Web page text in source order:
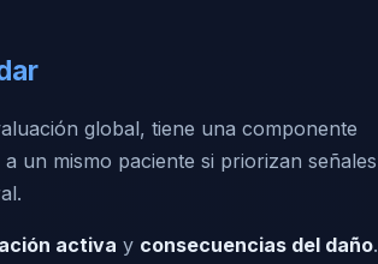
global, tiene una componente
un mismo paciente si priorizan señales
activa y consecuencias del daño.